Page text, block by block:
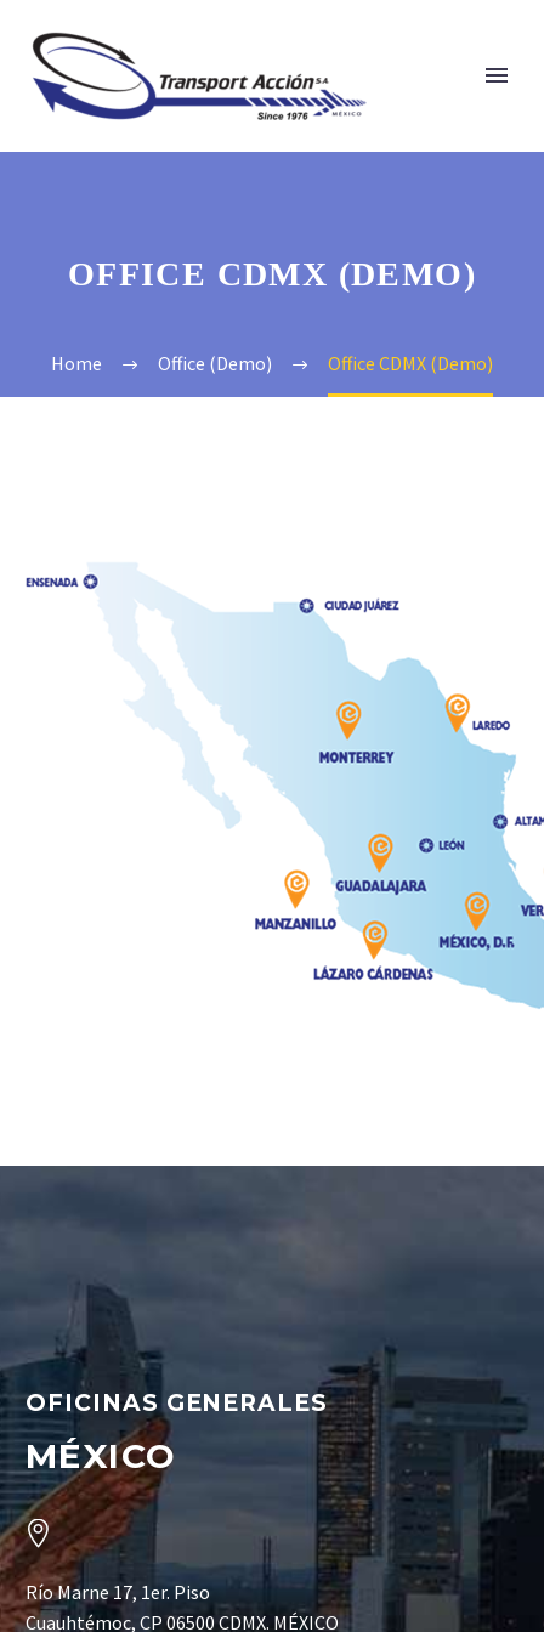
OFFICE CDMX (DEMO)
Home Office (Demo) Office CDMX (Demo)
OFICINAS GENERALES
MÉXICO


Río Marne 17, 1er. Piso
Cuauhtémoc, CP 06500 CDMX. MÉXICO